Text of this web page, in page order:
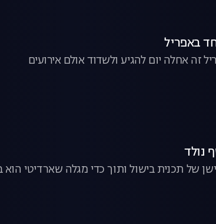
זה אחלה יום להגיע ולשדוד אולם אירועים
של תכנית בישול ותוך כדי מגלה שארדיטי